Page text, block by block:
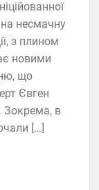
несмачну
з плином
новими
що
Євген
Зокрема, в
[…]